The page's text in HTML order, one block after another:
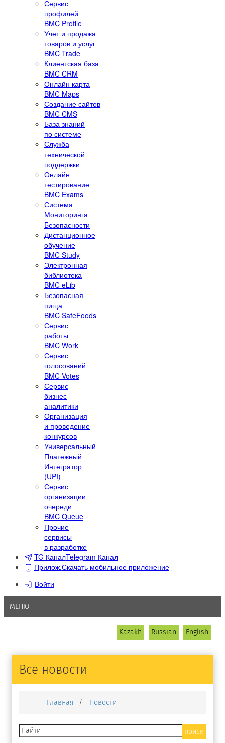
Сервис
профилей
BMC Profile
Учет и продажа
товаров и услуг
BMC Trade
Клиентская база
BMC CRM
Онлайн карта
BMC Maps
Создание сайтов
BMC CMS
База знаний
по системе
Служба
технической
поддержки
Онлайн
тестирование
BMC Exams
Система
Мониторинга
Безопасности
Дистанционное
обучение
BMC Study
Электронная
библиотека
BMC eLib
Безопасная
пища
BMC SafeFoods
Сервис
работы
BMC Work
Сервис
голосований
BMC Votes
Сервис
бизнес
аналитики
Организация
и проведение
конкурсов
Универсальный
Платежный
Интегратор
(UPI)
Сервис
организации
очереди
BMC Queue
Прочие
сервисы
в разработке
TG КаналTelegram Канал
Прилож.Скачать мобильное приложение
Войти
МЕНЮ
Kazakh Russian English
Все новости
Главная Новости